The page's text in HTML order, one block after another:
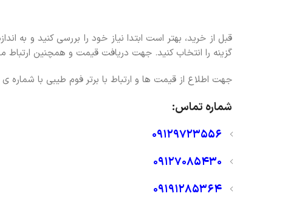
قبل از خرید، بهتر است ابتدا نیاز خود را بررسی کنید و به
گزینه را انتخاب کنید. جهت دریافت قیمت و همچنین ارتباط
جهت اطلاع از قیمت ها و ارتباط با برتر فوم طیبی با شماره
شماره تماس:
09129723556
09127085430
09191285364